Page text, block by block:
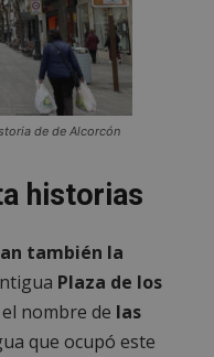
de de Alcorcón
historias
también la
Plaza de los
nombre de las
que ocupó este